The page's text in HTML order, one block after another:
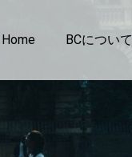
Home BCについて